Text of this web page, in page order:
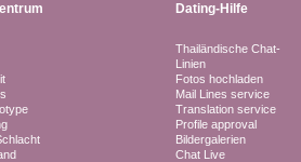
Dating-Hilfe
Thailändische Chat-
Linien
Fotos hochladen
Mail Lines service
Translation service
Profile approval
Bildergalerien
Chat Live